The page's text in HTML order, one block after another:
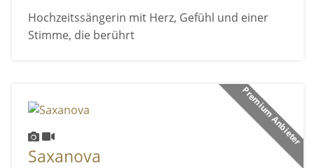
Hochzeitssängerin mit Herz, Gefühl und einer
Stimme, die berührt
Premium Anbieter
Saxanova